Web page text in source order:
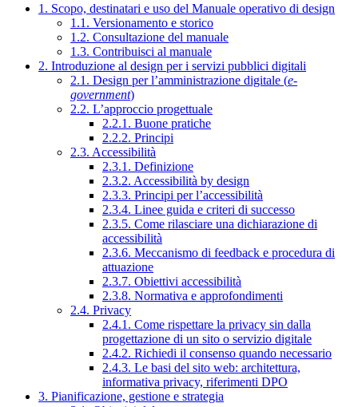
1. Scopo, destinatari e uso del Manuale operativo di design
1.1. Versionamento e storico
1.2. Consultazione del manuale
1.3. Contribuisci al manuale
2. Introduzione al design per i servizi pubblici digitali
2.1. Design per l’amministrazione digitale (e-
government)
2.2. L’approccio progettuale
2.2.1. Buone pratiche
2.2.2. Principi
2.3. Accessibilità
2.3.1. Definizione
2.3.2. Accessibilità by design
2.3.3. Principi per l’accessibilità
2.3.4. Linee guida e criteri di successo
2.3.5. Come rilasciare una dichiarazione di
accessibilità
2.3.6. Meccanismo di feedback e procedura di
attuazione
2.3.7. Obiettivi accessibilità
2.3.8. Normativa e approfondimenti
2.4. Privacy
2.4.1. Come rispettare la privacy sin dalla
progettazione di un sito o servizio digitale
2.4.2. Richiedi il consenso quando necessario
2.4.3. Le basi del sito web: architettura,
informativa privacy, riferimenti DPO
3. Pianificazione, gestione e strategia